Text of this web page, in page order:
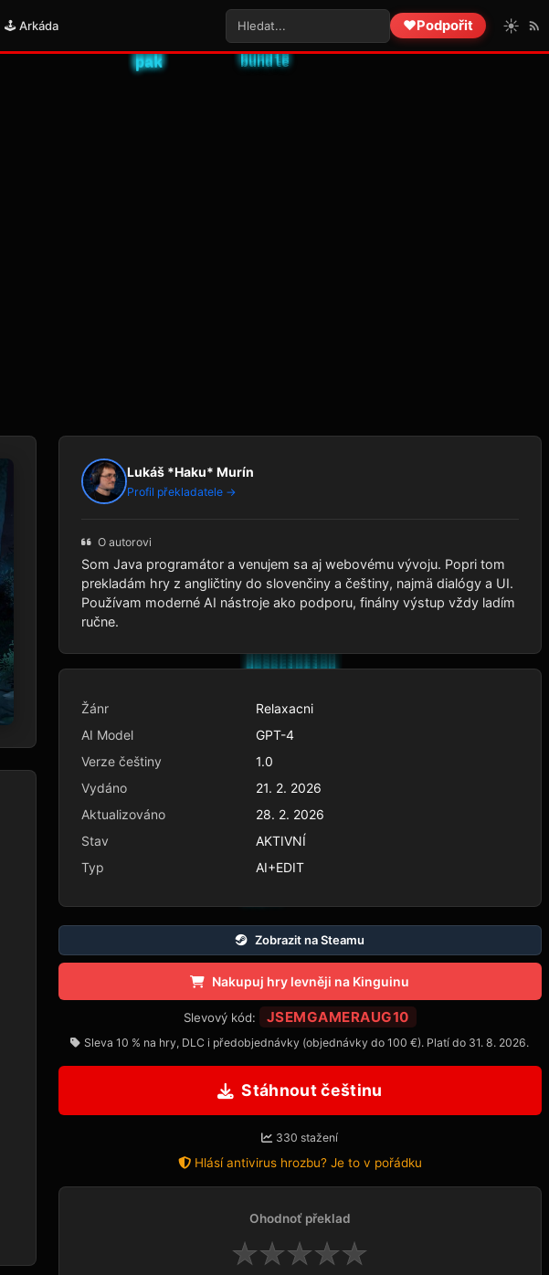
🕹️ Arkáda ❤️Podpořit ☀️
Lukáš *Haku* Murín
Profil překladatele →
O autorovi
Som Java programátor a venujem sa aj webovému vývoju. Popri tom
prekladám hry z angličtiny do slovenčiny a češtiny, najmä dialógy a UI.
Používam moderné AI nástroje ako podporu, finálny výstup vždy ladím
ručne.
Žánr
Relaxacni
AI Model
GPT-4
Verze češtiny
1.0
Vydáno
21. 2. 2026
Aktualizováno
28. 2. 2026
Stav
AKTIVNÍ
Typ
AI+EDIT
Zobrazit na Steamu
Nakupuj hry levněji na Kinguinu
Slevový kód: JSEMGAMERAUG10
Sleva 10 % na hry, DLC i předobjednávky (objednávky do 100 €). Platí do 31. 8. 2026.
Stáhnout češtinu
330 stažení
Hlásí antivirus hrozbu? Je to v pořádku
Ohodnoť překlad
★★★★★